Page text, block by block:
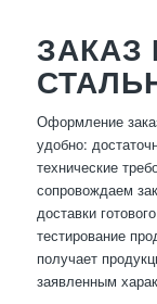
ЗАКАЗ
Оформление
удобно:
технические
сопровождаем
доставки
тестирование
получает
заявленным